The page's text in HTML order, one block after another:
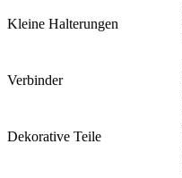
Kleine Halterungen
Verbinder
Dekorative Teile